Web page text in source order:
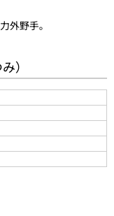
外野手。
）